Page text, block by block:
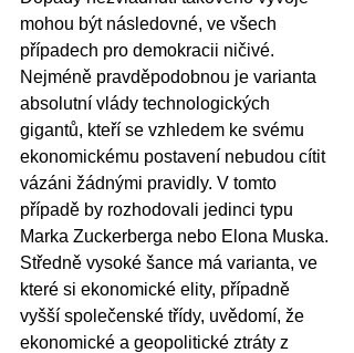
mohou být následovné, ve všech
případech pro demokracii ničivé.
Nejméně pravděpodobnou je varianta
absolutní vlády technologických
gigantů, kteří se vzhledem ke svému
ekonomickému postavení nebudou cítit
vázáni žádnými pravidly. V tomto
případě by rozhodovali jedinci typu
Marka Zuckerberga nebo Elona Muska.
Středně vysoké šance má varianta, ve
které si ekonomické elity, případně
vyšší společenské třídy, uvědomí, že
ekonomické a geopolitické ztráty z